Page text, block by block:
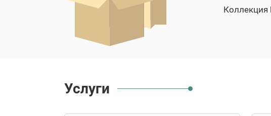
Коллекция
Услуги